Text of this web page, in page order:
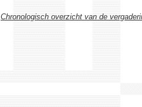
Chronologisch overzicht van de